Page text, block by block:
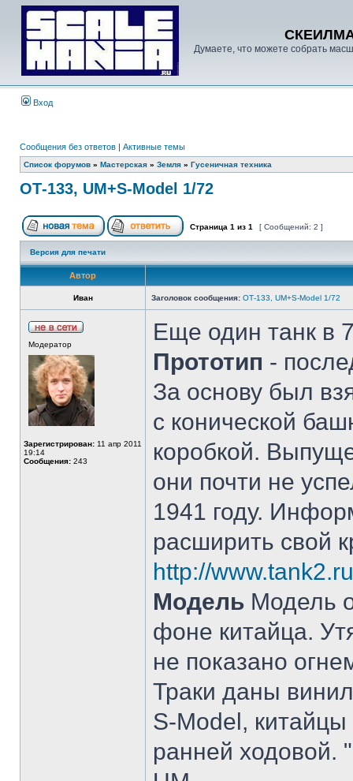
Думаете, что можете собрать
Вход
Сообщения без ответов | Активные темы
Список форумов » Мастерская » Земля » Гусеничная техника
ОТ-133, UM+S-Model 1/72
Страница 1 из 1 [ Сообщений: 2 ]
Версия для печати
Автор
Иван Заголовок сообщения: ОТ-133, UM+S-Model 1/72
Модератор
Зарегистрирован: 11 апр 2011
19:14
Сообщения: 243
Еще один танк в
Прототип -
За основу был
с конической
коробкой.
они почти не
1941 году.
расширить свой
http://
Модель Модель
фоне китайца.
не показано
Траки даны
S-Model,
ранней ходовой.